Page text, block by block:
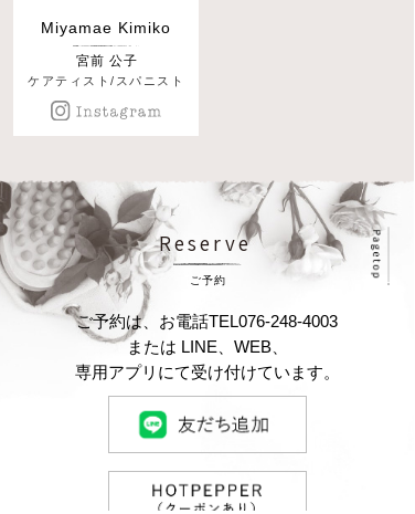
Miyamae Kimiko
宮前 公子
ケアティスト/スパニスト
Reserve
ご予約
ご予約は、お電話TEL076-248-4003
または LINE、WEB、
専⽤アプリにて受け付けています。